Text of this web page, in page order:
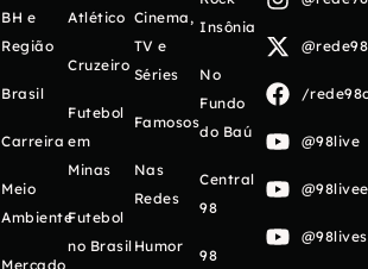
BH e
Região
Brasil
Carreira
Meio
Ambiente
Mercado
Atlético
Cruzeiro
Futebol
em
Minas
Futebol
no Brasil
Cinema,
TV e
Séries
Famosos
Nas
Redes
Humor
Insônia
No
Fundo
do Baú
Central
98
98
/
@98live